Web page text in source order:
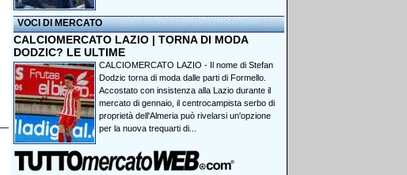
VOCI DI MERCATO
CALCIOMERCATO LAZIO | TORNA DI MODA
DODZIC? LE ULTIME
CALCIOMERCATO LAZIO - Il nome di Stefan
Dodzic torna di moda dalle parti di Formello.
Accostato con insistenza alla Lazio durante il
mercato di gennaio, il centrocampista serbo di
proprietà dell'Almeria può rivelarsi un'opzione
per la nuova trequarti di...